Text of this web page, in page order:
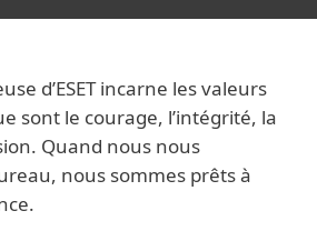
d’ESET incarne les valeurs
sont le courage, l’intégrité, la
Quand nous nous
nous sommes prêts à